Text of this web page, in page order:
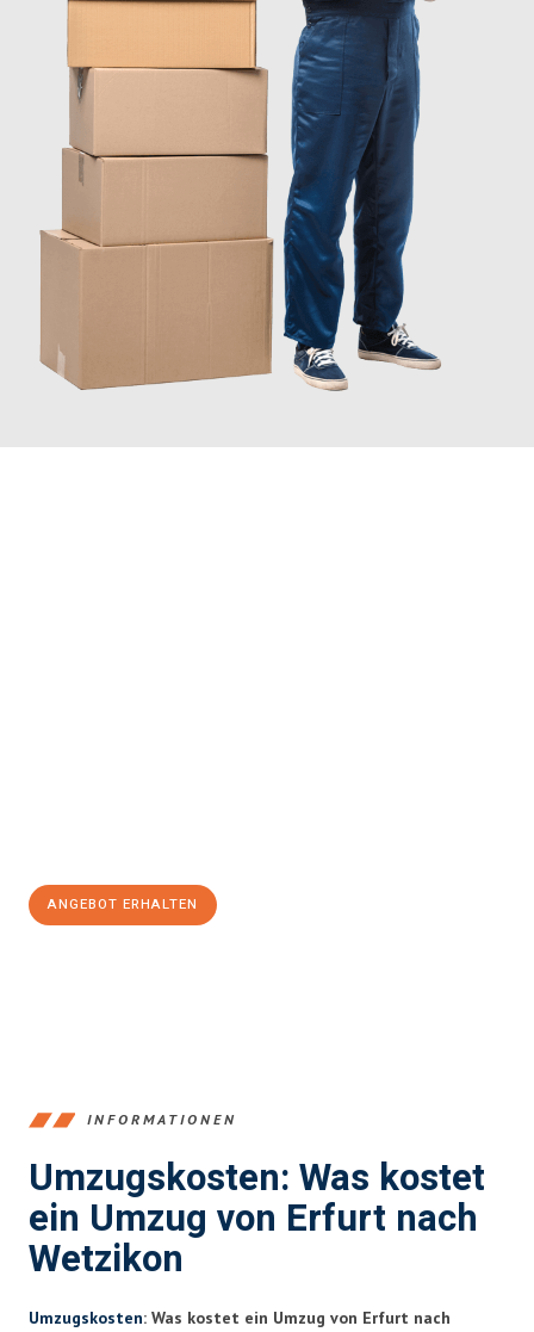
ANGEBOT ERHALTEN
INFORMATIONEN
Umzugskosten: Was kostet
ein Umzug von Erfurt nach
Wetzikon
Umzugskosten: Was kostet ein Umzug von Erfurt nach